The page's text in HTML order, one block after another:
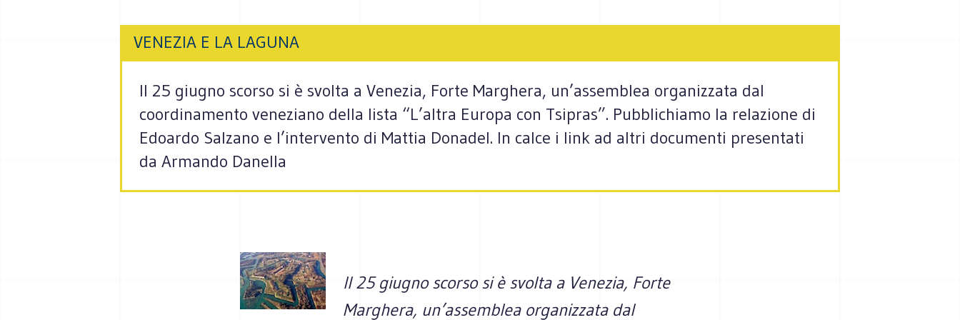
VENEZIA E LA LAGUNA
Il 25 giugno scorso si è svolta a Venezia, Forte Marghera, un’assemblea organizzata dal
coordinamento veneziano della lista “L’altra Europa con Tsipras”. Pubblichiamo la relazione di
Edoardo Salzano e l’intervento di Mattia Donadel. In calce i link ad altri documenti presentati
da Armando Danella
Il 25 giugno scorso si è svolta a Venezia, Forte
Marghera, un’assemblea organizzata dal